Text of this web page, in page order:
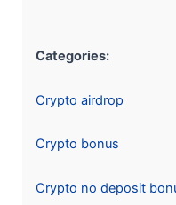
Categories:
Crypto airdrop
Crypto bonus
Crypto no deposit